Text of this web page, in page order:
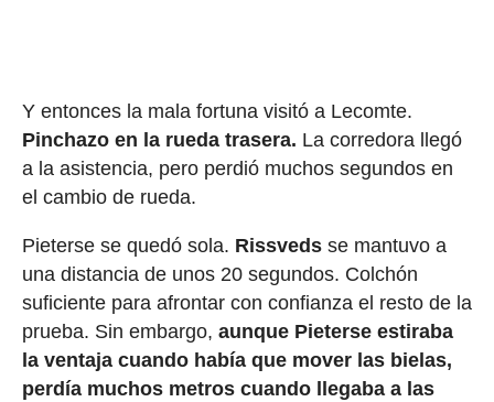
Y entonces la mala fortuna visitó a Lecomte.
Pinchazo en la rueda trasera. La corredora llegó
a la asistencia, pero perdió muchos segundos en
el cambio de rueda.
Pieterse se quedó sola. Rissvedsse mantuvo a
una distancia de unos 20 segundos. Colchón
suficiente para afrontar con confianza el resto de la
prueba. Sin embargo, aunque Pieterse estiraba
la ventaja cuando había que mover las bielas,
perdía muchos metros cuando llegaba a las